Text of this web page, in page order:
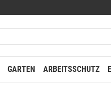
GARTEN ARBEITSSCHUTZ